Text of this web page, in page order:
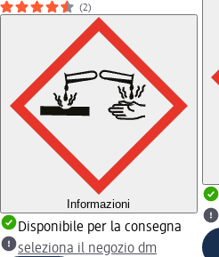
(2)
Informazioni
Disponibile per la consegna
seleziona il negozio dm